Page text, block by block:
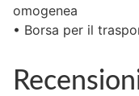
omogenea
• Borsa per il